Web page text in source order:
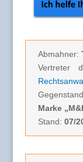
Abmahner:
Vertreter
Marke
Stand: 07/